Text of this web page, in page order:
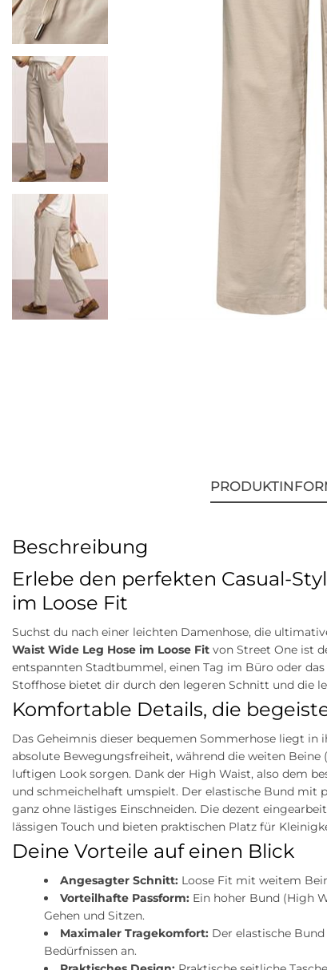
Beschreibung
Erlebe den perfekten Casual-
im Loose Fit
Suchst du nach einer leichten Damenhose, die
Waist Wide Leg Hose im Loose Fit von Street One ist
entspannten Stadtbummel, einen Tag im Büro oder
Stoffhose bietet dir durch den legeren Schnitt und die
Komfortable Details, die
Das Geheimnis dieser bequemen Sommerhose liegt
absolute Bewegungsfreiheit, während die weiten
luftigen Look sorgen. Dank der High Waist, also dem
und schmeichelhaft umspielt. Der elastische Bund mit
ganz ohne lästiges Einschneiden. Die dezent
lässigen Touch und bieten praktischen Platz für
Deine Vorteile auf einen Blick
Angesagter Schnitt: Loose Fit mit weitem
Vorteilhafte Passform: Ein hoher Bund (High
Gehen und Sitzen.
Maximaler Tragekomfort: Der elastische
Bedürfnissen an.